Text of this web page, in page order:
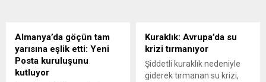
Almanya’da göçün tam
yarısına eşlik etti: Yeni
Posta kuruluşunu
kutluyor
Kuraklık: Avrupa’da su
krizi tırmanıyor
Şiddetli kuraklık nedeniyle
giderek tırmanan su krizi,